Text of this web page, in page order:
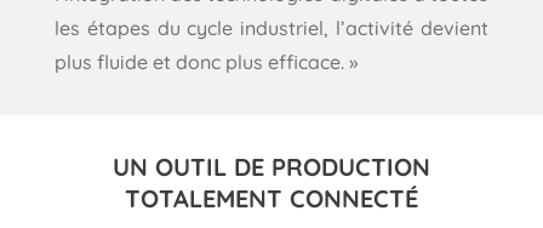
les étapes du cycle industriel, l’activité devient
plus fluide et donc plus efficace. »
UN OUTIL DE PRODUCTION
TOTALEMENT CONNECTÉ